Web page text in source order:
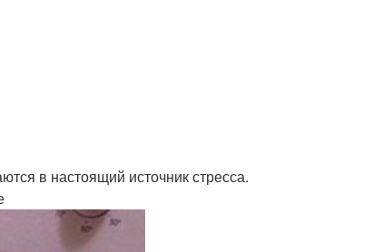
в настоящий источник стресса.